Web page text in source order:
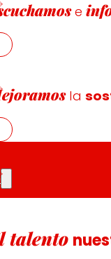
e
la
talento
generales Club
generales